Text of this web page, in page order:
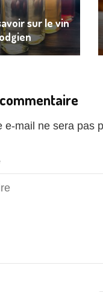
sur le vin
e-mail ne sera pas